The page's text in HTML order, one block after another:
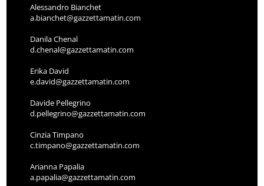
Alessandro Bianchet
a.bianchet@gazzettamatin.com
Danila Chenal
d.chenal@gazzettamatin.com
Erika David
e.david@gazzettamatin.com
Davide Pellegrino
d.pellegrino@gazzettamatin.com
Cinzia Timpano
c.timpano@gazzettamatin.com
Arianna Papalia
a.papalia@gazzettamatin.com